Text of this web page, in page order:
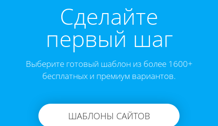
Cделайте
первый шаг
Выберите готовый шаблон из более 1600+
бесплатных и премиум вариантов.
ШАБЛОНЫ САЙТОВ